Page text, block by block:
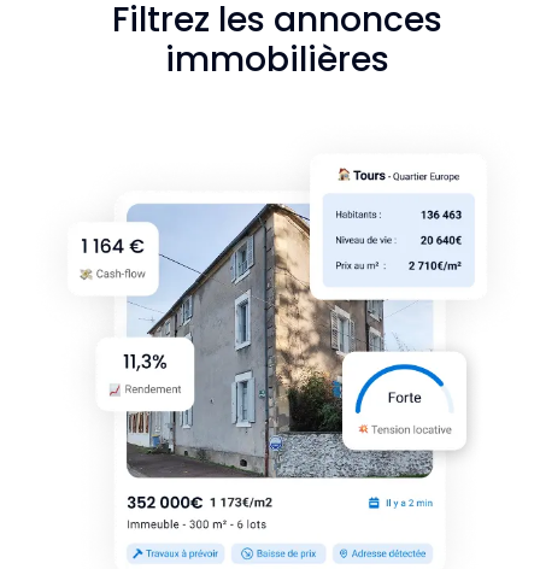
Filtrez les annonces
immobilières